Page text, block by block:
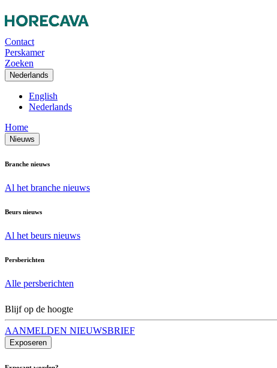
Contact
Perskamer
Zoeken
Nederlands
English
Nederlands
Home
Nieuws
Branche nieuws
Al het branche nieuws
Beurs nieuws
Al het beurs nieuws
Persberichten
Alle persberichten
Blijf op de hoogte
AANMELDEN NIEUWSBRIEF
Exposeren